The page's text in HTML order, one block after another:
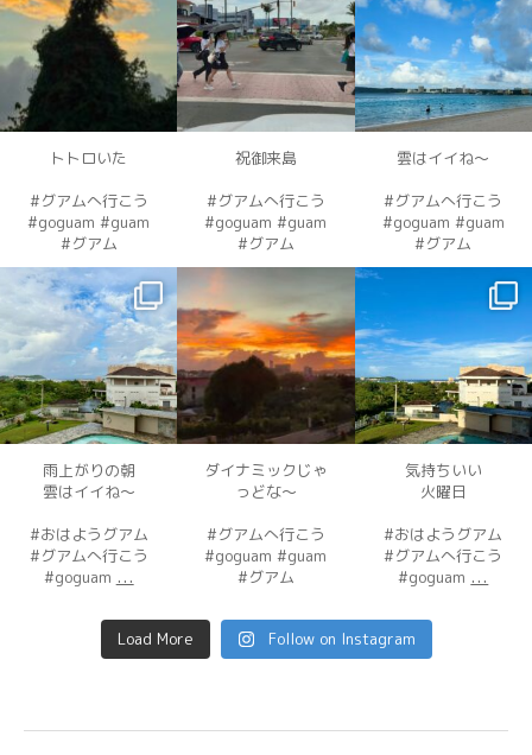
トトロいた
#グアムへ行こう
#goguam #guam
#グアム
12月 4
祝御来島
#グアムへ行こう
#goguam #guam
#グアム
12月 4
雲はイイね〜
#グアムへ行こう
#goguam #guam
#グアム
dahawaii
12月 3
雨上がりの朝
雲はイイね〜
#おはようグアム
#グアムへ行こう
#goguam ...
dahawaii
12月 3
ダイナミックじゃ
っどな〜
#グアムへ行こう
#goguam #guam
#グアム
12月 2
気持ちいい
火曜日
#おはようグアム
#グアムへ行こう
#goguam ...
Load More Follow on Instagram